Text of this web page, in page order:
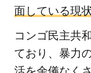
寄付
飢
餓
面している現
コンゴ民主共
ており、暴力